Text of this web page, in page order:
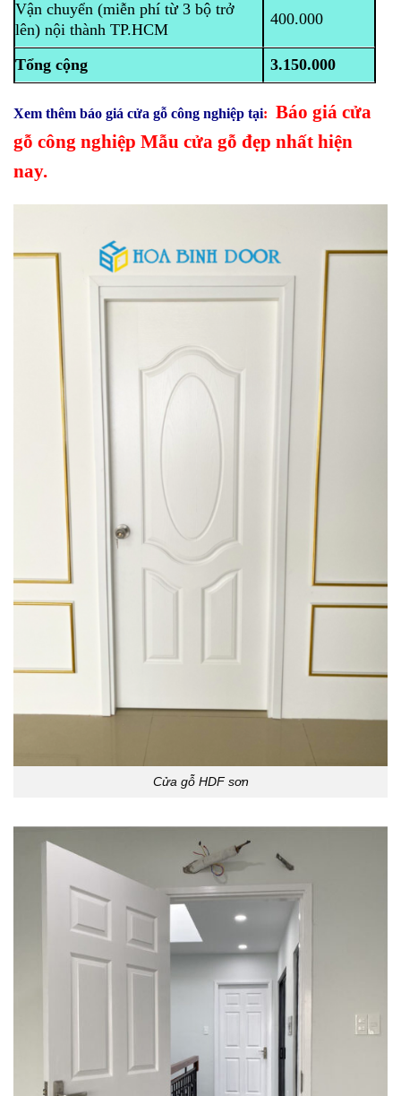
Vận chuyển (miễn phí từ 3 bộ trở
lên) nội thành TP.HCM
400.000
Tổng cộng 3.150.000
Xem thêm báo giá cửa gỗ công nghiệp tại: Báo giá cửa
gỗ công nghiệp Mẫu cửa gỗ đẹp nhất hiện
nay.
Cửa gỗ HDF sơn